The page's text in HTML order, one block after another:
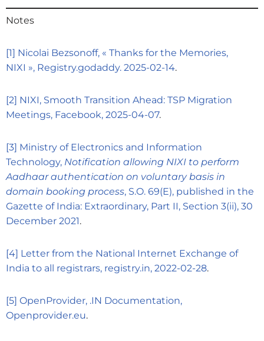
Notes
[1] Nicolai Bezsonoff, « Thanks for the Memories,
NIXI », Registry.godaddy. 2025-02-14.
[2] NIXI, Smooth Transition Ahead: TSP Migration
Meetings, Facebook, 2025-04-07.
[3] Ministry of Electronics and Information
Technology, Notification allowing NIXI to perform
Aadhaar authentication on voluntary basis in
domain booking process, S.O. 69(E), published in the
Gazette of India: Extraordinary, Part II, Section 3(ii), 30
December 2021.
[4] Letter from the National Internet Exchange of
India to all registrars, registry.in, 2022-02-28.
[5] OpenProvider, .IN Documentation,
Openprovider.eu.